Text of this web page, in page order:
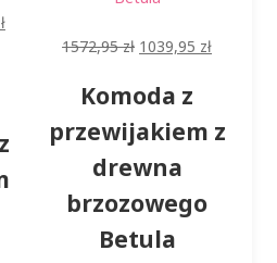
Aktualna
1572,95zł Pierwotna
wynosiła:
1039,95 złAktualna
Komoda z
przewijakiem z
drewna
brzozowego
Betula